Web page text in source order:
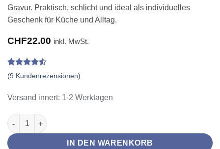
Gravur. Praktisch, schlicht und ideal als individuelles
Geschenk für Küche und Alltag.
CHF22.00 inkl. MwSt.
Bewertet
mit
basierend
9
Kundenbewertungen
(9 Kundenrezensionen)
Versand innert: 1-2 Werktagen
Schneidebrett aus Buche mit Griff und Gravur Menge
IN DEN WARENKORB